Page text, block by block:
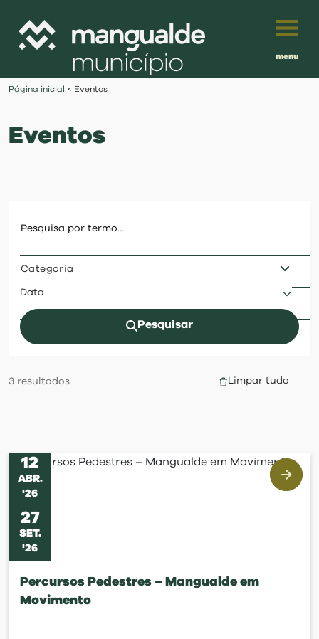
menu
investir
balcão digital
visit
Português
Página inicial < Eventos
Eventos
Categoria
Data
Pesquisar
3 resultados Limpar tudo
12
ABR.
'26
27
SET.
'26
Percursos Pedestres – Mangualde em
Movimento